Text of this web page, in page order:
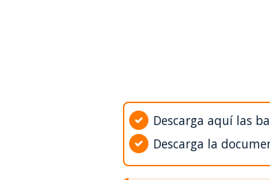
Descarga aquí las
Descarga la